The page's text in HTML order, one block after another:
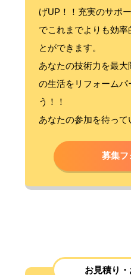
げUP！！充実のサポ
でこれまでよりも効率
とができます。
あなたの技術力を最
の生活をリフォームパ
う！！
あなたの参加を待って
募集
お見積り